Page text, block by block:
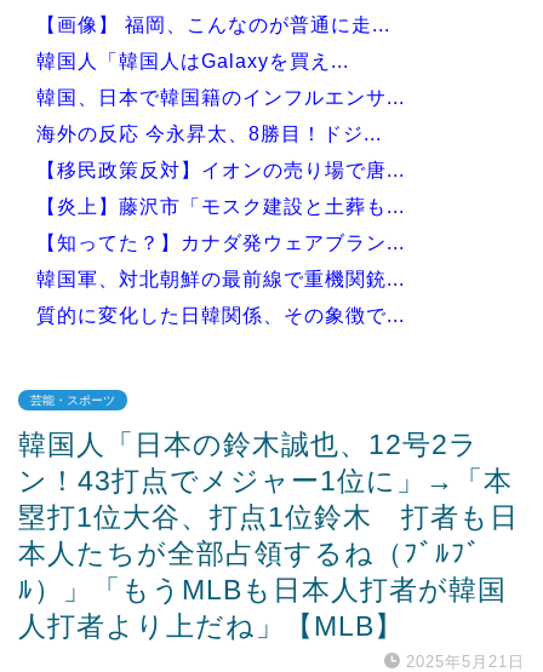
【画像】 福岡、こんなのが普通に走...
韓国人「韓国人はGalaxyを買え...
韓国、日本で韓国籍のインフルエンサ...
海外の反応 今永昇太、8勝目！ドジ...
【移民政策反対】イオンの売り場で唐...
【炎上】藤沢市「モスク建設と土葬も...
【知ってた？】カナダ発ウェアブラン...
韓国軍、対北朝鮮の最前線で重機関銃...
質的に変化した日韓関係、その象徴で...
Powered by livedoor 相互RSS
芸能・スポーツ
韓国人「日本の鈴木誠也、12号2ラ
ン！43打点でメジャー1位に」→「本
塁打1位大谷、打点1位鈴木 打者も日
本人たちが全部占領するね（ﾌﾞﾙﾌﾞ
ﾙ）」「もうMLBも日本人打者が韓国
人打者より上だね」【MLB】
2025年5月21日